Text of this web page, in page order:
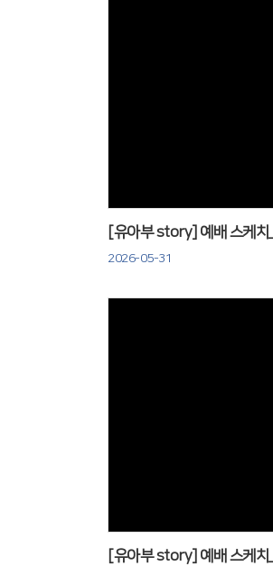
2026-05-31
[유아부 story] 예배 스케